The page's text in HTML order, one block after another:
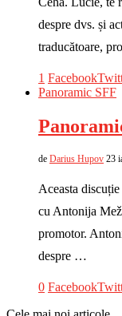
despre dvs. și
traducătoare,
1 Facebook
Panoramic SFF
de Darius Hupov 23
Aceasta
cu Antonija
promotor.
despre …
0 Facebook